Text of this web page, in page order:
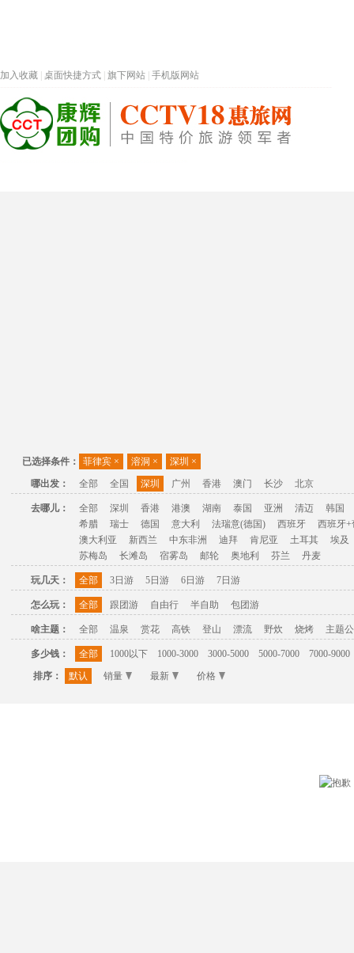
加入收藏 桌面快捷方式 旗下网站 手机版网站
已选择条件： 菲律宾 × 溶洞 × 深圳 ×
哪出发：
全部 全国 深圳 广州 香港 澳门 长沙 北京
去哪儿： 全部 深圳 香港 港澳 湖南 泰国 亚洲 清迈
韩国
希腊
瑞士 德国 意大利 法瑞意(德国) 西班牙
西班牙+
澳大利亚
新西兰 中东非洲 迪拜 肯尼亚 土耳其
埃及
苏梅岛
长滩岛 宿雾岛 邮轮 奥地利 芬兰 丹麦
玩几天： 全部 3日游 5日游 6日游 7日游
怎么玩： 全部 跟团游 自由行 半自助 包团游
啥主题： 全部 温泉 赏花 高铁 登山 漂流 野炊 烧烤 主题
多少钱： 全部 1000以下 1000-3000 3000-5000 5000-7000
7000-9000
排序：
默认 销量 最新 价格